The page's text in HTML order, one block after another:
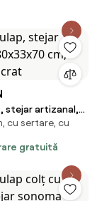
stejar artizanal,
lemn prelucrat
cu sertare, cu
gratuită